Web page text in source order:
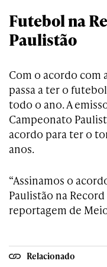
Futebol na
Paulistão
Com o acordo com
passa a ter o
todo o ano. A
Campeonato
acordo para ter o
anos.
“Assinamos o
Paulistão na
reportagem de
Relacionado